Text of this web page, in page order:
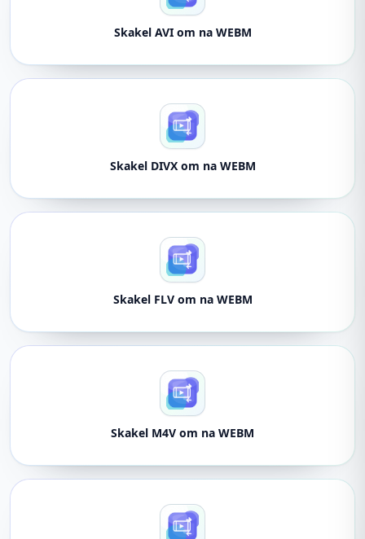
Skakel AVI om na WEBM
Skakel DIVX om na WEBM
Skakel FLV om na WEBM
Skakel M4V om na WEBM